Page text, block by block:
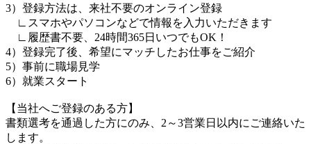
3）登録方法は、来社不要のオンライン登録
∟スマホやパソコンなどで情報を入力いただきます
∟履歴書不要、24時間365日いつでもOK！
4）登録完了後、希望にマッチしたお仕事をご紹介
5）事前に職場見学
6）就業スタート
【当社へご登録のある方】
書類選考を通過した方にのみ、2～3営業日以内にご連絡いた
します。